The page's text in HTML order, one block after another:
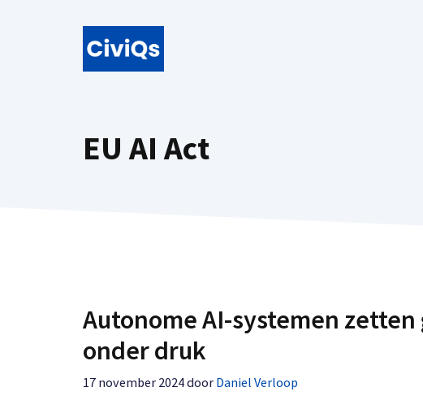
EU AI Act
Autonome AI-systemen
onder druk
17 november 2024door Daniel Verloop